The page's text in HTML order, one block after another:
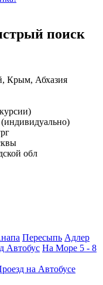
поиск
Крым, Абхазия
обл
Пересыпь Адлер
Автобус На Море 5 - 8
на Автобусе